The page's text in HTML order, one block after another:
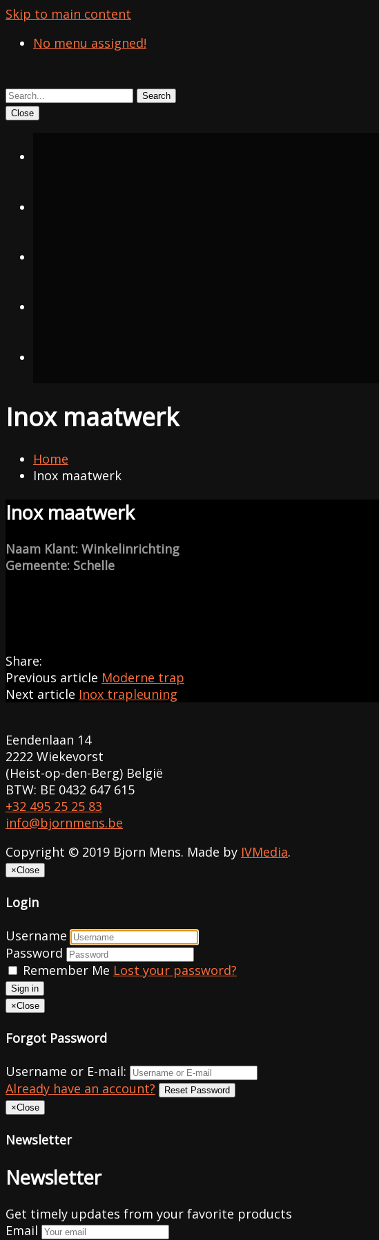
Skip to main content
No menu assigned!
Close
Inox maatwerk
Home
Inox maatwerk
Inox maatwerk
Naam Klant: Winkelinrichting
Gemeente: Schelle
Share:
Previous article Moderne trap
Next article Inox trapleuning
Eendenlaan 14
2222 Wiekevorst
(Heist-op-den-Berg) België
BTW: BE 0432 647 615
+32 495 25 25 83
info@bjornmens.be
Copyright © 2019 Bjorn Mens. Made by IVMedia.
×Close
Login
Username
Password
Remember Me Lost your password?
Sign in
×Close
Forgot Password
Username or E-mail:
Already have an account?
Reset Password
×Close
Newsletter
Newsletter
Get timely updates from your favorite products
Email